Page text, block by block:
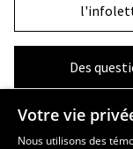
Des
La Faculté et ses
Votre vie
Nous utilisons des